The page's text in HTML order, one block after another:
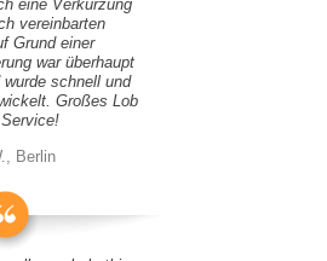
eine Verkürzung
vereinbarten
Grund einer
war überhaupt
schnell und
Großes Lob
Berlin